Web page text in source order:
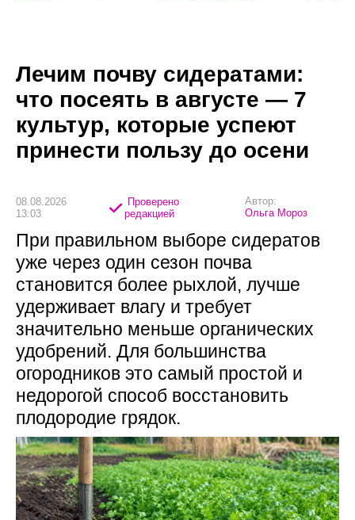
Лечим почву сидератами:
что посеять в августе — 7
культур, которые успеют
принести пользу до осени
08.08.2026
13:03
Проверено
редакцией
Автор:
Ольга Мороз
При правильном выборе сидератов
уже через один сезон почва
становится более рыхлой, лучше
удерживает влагу и требует
значительно меньше органических
удобрений. Для большинства
огородников это самый простой и
недорогой способ восстановить
плодородие грядок.